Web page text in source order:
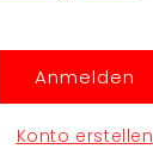
Anmelden
Konto erstellen